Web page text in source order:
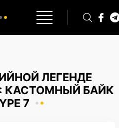
ЛЕГЕНДЕ
КАСТОМНЫЙ БАЙК
7